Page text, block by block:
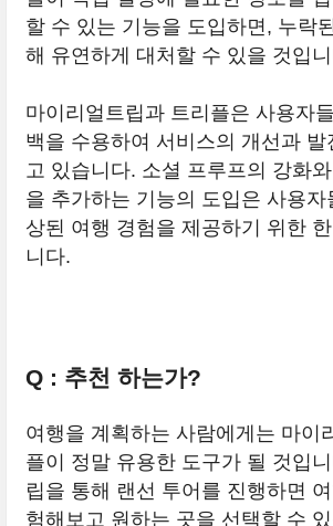
할 수 있는 기능을 도입하면, 누락
해 유연하게 대처할 수 있을 것입
마이리얼트립과 트리플은 사용자
백을 수용하여 서비스의 개선과 발
고 있습니다. 소셜 프루프의 강화
을 추가하는 기능의 도입은 사용자
상된 여행 경험을 제공하기 위한
니다.
Q : 추천 하는가?
여행을 계획하는 사람에게는 마이
플이 정말 유용한 도구가 될 것입
립을 통해 랜선 투어를 진행하면
험해보고 원하는 곳을 선택할 수